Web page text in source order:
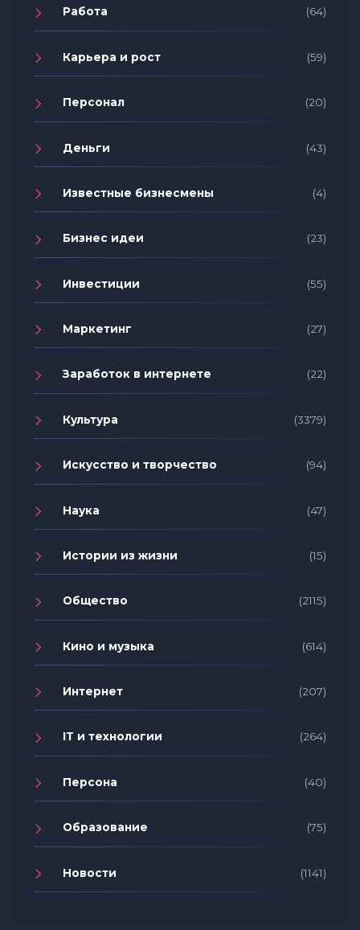
Работа (64)
Карьера и рост (59)
Персонал (20)
Деньги (43)
Известные бизнесмены (4)
Бизнес идеи (23)
Инвестиции (55)
Маркетинг (27)
Заработок в интернете (22)
Культура (3379)
Искусство и творчество (94)
Наука (47)
Истории из жизни (15)
Общество (2115)
Кино и музыка (614)
Интернет (207)
IT и технологии (264)
Персона (40)
Образование (75)
Новости (1141)